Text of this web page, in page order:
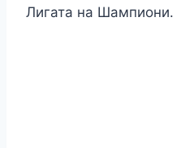
Лигата на Шампиони.